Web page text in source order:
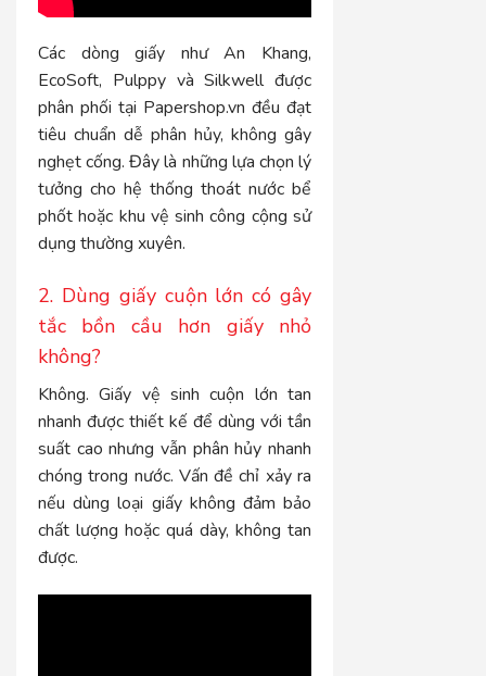
Các dòng giấy như An Khang,
EcoSoft, Pulppy và Silkwell được
phân phối tại Papershop.vn đều đạt
tiêu chuẩn dễ phân hủy, không gây
nghẹt cống. Đây là những lựa chọn lý
tưởng cho hệ thống thoát nước bể
phốt hoặc khu vệ sinh công cộng sử
dụng thường xuyên.
2. Dùng giấy cuộn lớn có gây
tắc bồn cầu hơn giấy nhỏ
không?
Không. Giấy vệ sinh cuộn lớn tan
nhanh được thiết kế để dùng với tần
suất cao nhưng vẫn phân hủy nhanh
chóng trong nước. Vấn đề chỉ xảy ra
nếu dùng loại giấy không đảm bảo
chất lượng hoặc quá dày, không tan
được.